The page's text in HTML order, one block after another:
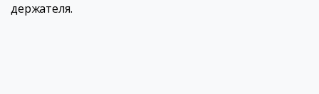
держателя.